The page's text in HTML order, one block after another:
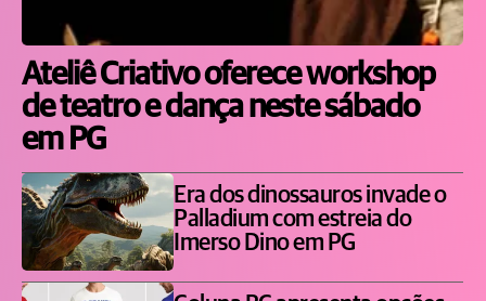
Ateliê Criativo oferece workshop
de teatro e dança neste sábado
em PG
Era dos dinossauros invade o
Palladium com estreia do
Imerso Dino em PG